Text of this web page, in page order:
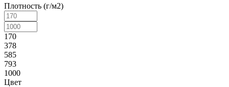
Плотность (г/м2)
170
378
585
793
1000
Цвет